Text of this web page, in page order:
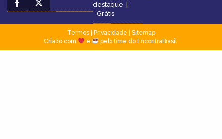
destaque |
Grátis
Termos| Privacidade
Sitemap
Criado com
e pelo time do EncontraBrasil